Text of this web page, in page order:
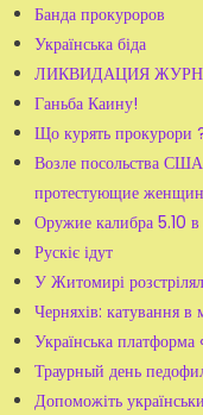
Банда прокуроров
Українська біда
ЛИКВИДАЦИЯ
Ганьба Каину!
Що курять прокурори
Возле посольства
протестующие
Оружие калибра 5.10
Рускіє ідут
У Житомирі
Черняхів: катування в
Українська
Траурный день
Допоможіть